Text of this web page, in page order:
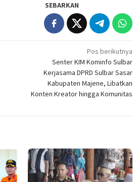
SEBARKAN
Pos berikutnya
Senter KIM Kominfo Sulbar
Kerjasama DPRD Sulbar Sasar
Kabupaten Majene, Libatkan
Konten Kreator hingga Komunitas